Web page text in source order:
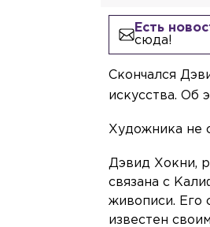
Есть
сюда!
Скончался
искусства. Об
Художника не
Дэвид Хокни,
связана с
живописи. Его
известен